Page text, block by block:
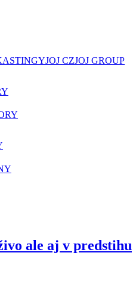
JOJ CZJOJ GROUP
ale aj v predstihu